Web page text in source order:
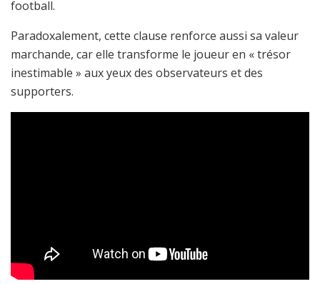
football.
Paradoxalement, cette clause renforce aussi sa valeur
marchande, car elle transforme le joueur en « trésor
inestimable » aux yeux des observateurs et des
supporters.